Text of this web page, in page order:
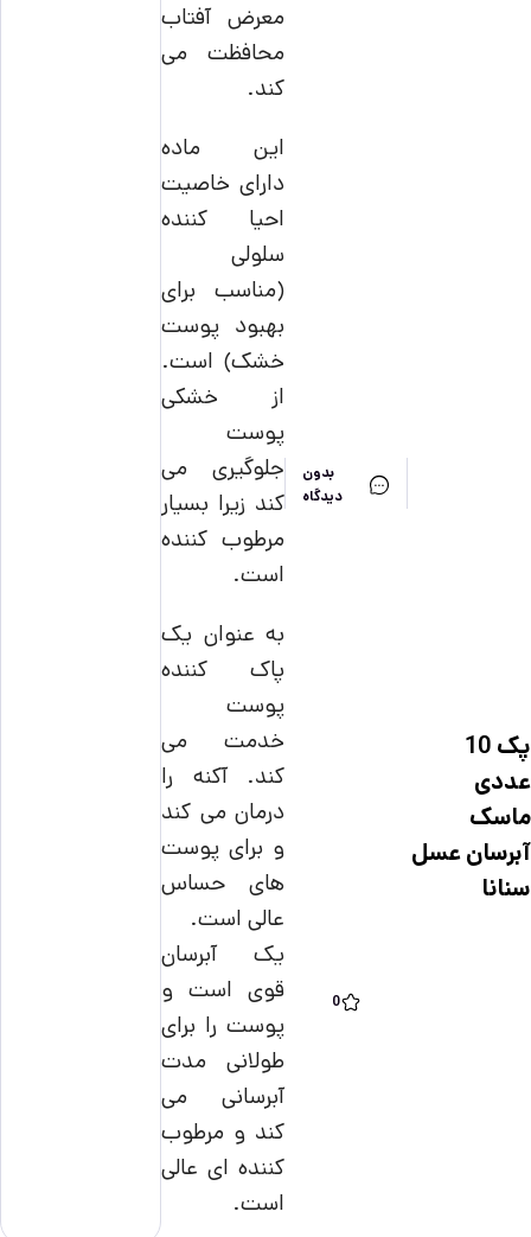
بدون
دیدگاه
0
پک 10
عددی
ماسک
آبرسان عسل
سنانا
معرض آفتاب
محافظت می
کند.
این ماده
دارای خاصیت
احیا کننده
سلولی
(مناسب برای
بهبود پوست
خشک) است.
از خشکی
پوست
جلوگیری می
کند زیرا بسیار
مرطوب کننده
است.
به عنوان یک
پاک کننده
پوست
خدمت می
کند. آکنه را
درمان می کند
و برای پوست
های حساس
عالی است.
یک آبرسان
قوی است و
پوست را برای
طولانی مدت
آبرسانی می
کند و مرطوب
کننده ای عالی
است.